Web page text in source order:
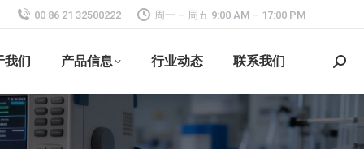
00 86 21 32500222 周一 – 周五 9:00 AM – 17:00 PM
我们 产品信息 行业动态 联系我们
搜